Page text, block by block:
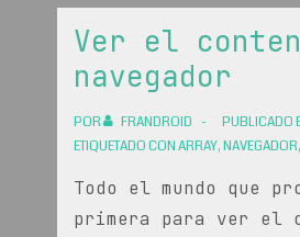
Text
con
Sublimerge
Ver el
navegador
POR FRANDROID PUBLICADO
ETIQUETADO CONARRAY,NAVEGADOR,
Todo el mundo que
primera para ver el